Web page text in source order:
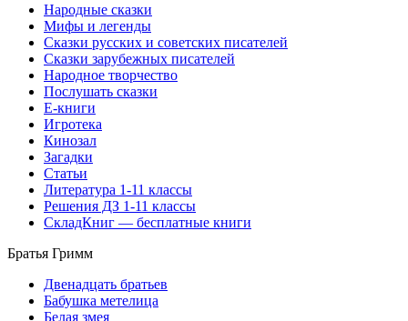
Народные сказки
Мифы и легенды
Сказки русских и советских писателей
Сказки зарубежных писателей
Народное творчество
Послушать сказки
Е-книги
Игротека
Кинозал
Загадки
Статьи
Литература 1-11 классы
Решения ДЗ 1-11 классы
СкладКниг — бесплатные книги
Братья Гримм
Двенадцать братьев
Бабушка метелица
Белая змея